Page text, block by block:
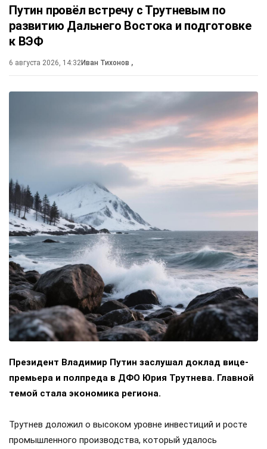
Путин провёл встречу с Трутневым по
развитию Дальнего Востока и подготовке
к ВЭФ
6 августа 2026, 14:32Иван Тихонов ,
Президент Владимир Путин заслушал доклад вице-
премьера и полпреда в ДФО Юрия Трутнева. Главной
темой стала экономика региона.
Трутнев доложил о высоком уровне инвестиций и росте
промышленного производства, который удалось